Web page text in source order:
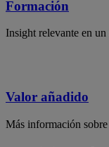
Formación
Insight relevante en
Valor añadido
Más información